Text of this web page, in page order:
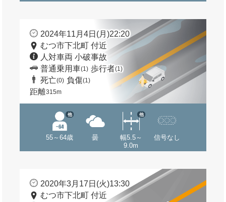
2024年11月4日(月)22:20
むつ市下北町 付近
人対車両 小破事故
普通乗用車(1) 歩行者(1)
死亡(0) 負傷(1)
距離315m
55～64歳
他
曇
幅5.5～
9.0m
他
信号なし
2020年3月17日(火)13:30
むつ市下北町 付近